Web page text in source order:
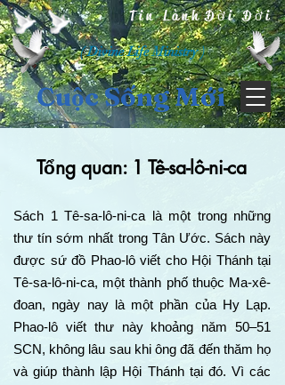
Tin Lành Đời Đời
( Divine Life Ministry )
Cuộc Sống Mới
Tổng quan: 1 Tê-sa-lô-ni-ca
Sách 1 Tê-sa-lô-ni-ca là một trong những
thư tín sớm nhất trong Tân Ước. Sách này
được sứ đồ Phao-lô viết cho Hội Thánh tại
Tê-sa-lô-ni-ca, một thành phố thuộc Ma-xê-
đoan, ngày nay là một phần của Hy Lạp.
Phao-lô viết thư này khoảng năm 50–51
SCN, không lâu sau khi ông đã đến thăm họ
và giúp thành lập Hội Thánh tại đó. Vì các